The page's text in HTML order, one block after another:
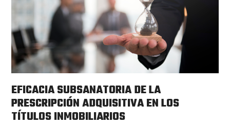
EFICACIA SUBSANATORIA DE LA
PRESCRIPCIÓN ADQUISITIVA EN LOS
TÍTULOS INMOBILIARIOS